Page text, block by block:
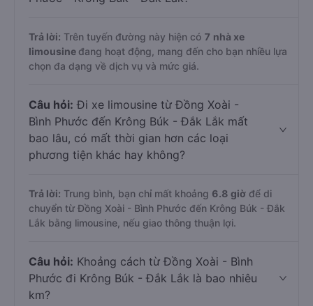
Trả lời: Trên tuyến đường này hiện có 7 nhà xe
limousine đang hoạt động, mang đến cho bạn nhiều lựa
chọn đa dạng về dịch vụ và mức giá.
Câu hỏi: Đi xe limousine từ Đồng Xoài -
Bình Phước đến Krông Búk - Đắk Lắk mất
bao lâu, có mất thời gian hơn các loại
phương tiện khác hay không?
Trả lời: Trung bình, bạn chỉ mất khoảng 6.8 giờ để di
chuyển từ Đồng Xoài - Bình Phước đến Krông Búk - Đắk
Lắk bằng limousine, nếu giao thông thuận lợi.
Câu hỏi: Khoảng cách từ Đồng Xoài - Bình
Phước đi Krông Búk - Đắk Lắk là bao nhiêu
km?